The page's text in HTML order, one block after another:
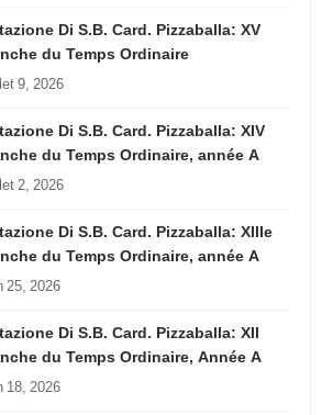
Di S.B. Card. Pizzaballa: XV
du Temps Ordinaire
9, 2026
Di S.B. Card. Pizzaballa: XIV
du Temps Ordinaire, année A
2, 2026
Di S.B. Card. Pizzaballa: XIIIe
du Temps Ordinaire, année A
25, 2026
Di S.B. Card. Pizzaballa: XII
du Temps Ordinaire, Année A
18, 2026